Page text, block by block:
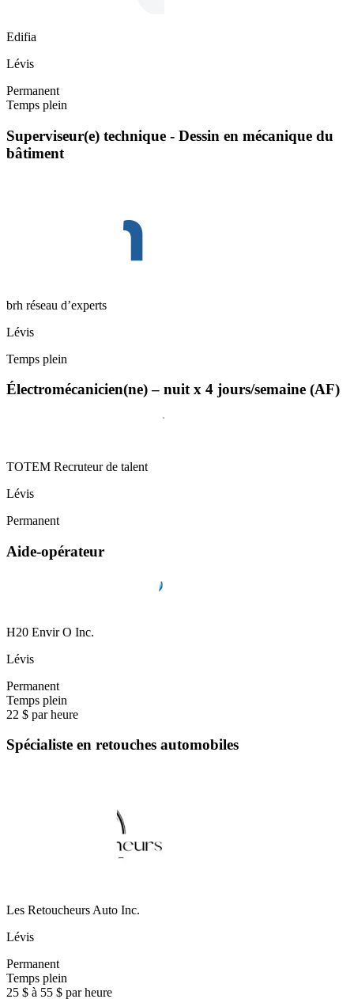
Edifia
Lévis
Permanent
Temps plein
Superviseur(e) technique - Dessin en mécanique du
bâtiment
brh réseau d’experts
Lévis
Temps plein
Électromécanicien(ne) – nuit x 4 jours/semaine (AF)
TOTEM Recruteur de talent
Lévis
Permanent
Aide-opérateur
H20 Envir O Inc.
Lévis
Permanent
Temps plein
22 $ par heure
Spécialiste en retouches automobiles
Les Retoucheurs Auto Inc.
Lévis
Permanent
Temps plein
25 $ à 55 $ par heure